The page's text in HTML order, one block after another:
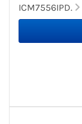
ICM7556IPD.